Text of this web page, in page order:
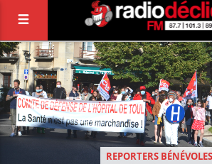
RADIO DÉCLIC
VOTRE RADIO ASSOCIATIVE
LORRAINE
REPORTERS BÉNÉVOLES